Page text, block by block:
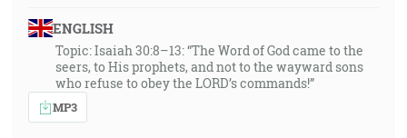
ENGLISH
Topic: Isaiah 30:8–13: “The Word of God came to the
seers, to His prophets, and not to the wayward sons
who refuse to obey the LORD’s commands!”
MP3